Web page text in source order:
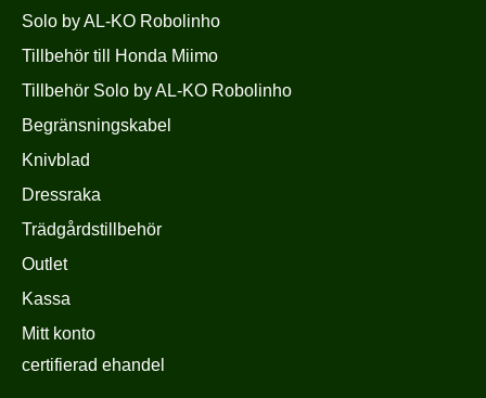
Solo by AL-KO Robolinho
Tillbehör till Honda Miimo
Tillbehör Solo by AL-KO Robolinho
Begränsningskabel
Knivblad
Dressraka
Trädgårdstillbehör
Outlet
Kassa
Mitt konto
certifierad ehandel